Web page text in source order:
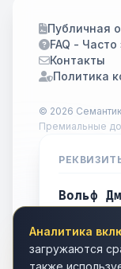
Аналитика
загружаются
также
Публичная
FAQ -
Контакты
Политика
© 2026
Премиальные
Вольф
Город